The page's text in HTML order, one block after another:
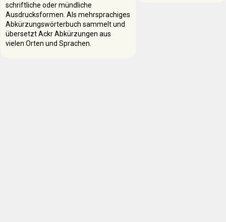
schriftliche oder mündliche
Ausdrucksformen. Als mehrsprachiges
Abkürzungswörterbuch sammelt und
übersetzt Ackr Abkürzungen aus
vielen Orten und Sprachen.